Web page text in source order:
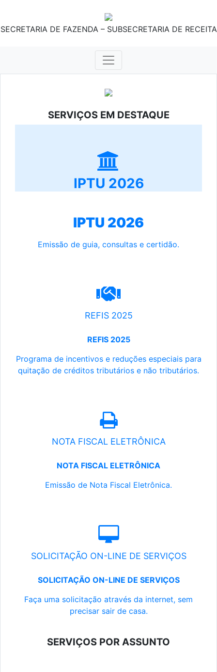
SECRETARIA DE FAZENDA – SUBSECRETARIA DE RECEITA
SERVIÇOS EM DESTAQUE
IPTU 2026
IPTU 2026
Emissão de guia, consultas e certidão.
REFIS 2025
REFIS 2025
Programa de incentivos e reduções especiais para
quitação de créditos tributários e não tributários.
NOTA FISCAL ELETRÔNICA
NOTA FISCAL ELETRÔNICA
Emissão de Nota Fiscal Eletrônica.
SOLICITAÇÃO ON-LINE DE SERVIÇOS
SOLICITAÇÃO ON-LINE DE SERVIÇOS
Faça uma solicitação através da internet, sem
precisar sair de casa.
SERVIÇOS POR ASSUNTO